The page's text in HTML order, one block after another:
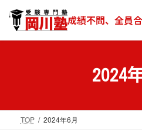
ン
ッ
ー
移
成績不問、全員合
2024
TOP 2024年6月